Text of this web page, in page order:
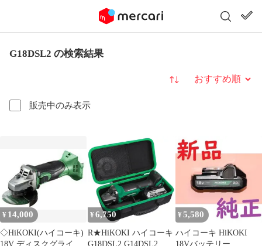
G18DSL2 の検索結果
販売中のみ表示
並び替え
¥ 14,000
◇HiKOKI(ハイコーキ)
18V ディスクグライン
¥ 6,750
R★HiKOKI ハイコーキ
G18DSL2 G14DSL2
¥ 5,580
ハイコーキ HiKOKI
18Vバッテリー